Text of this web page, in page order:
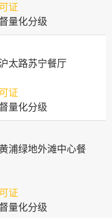
证
量化分级
太路苏宁餐厅
证
量化分级
浦绿地外滩中心餐
证
量化分级